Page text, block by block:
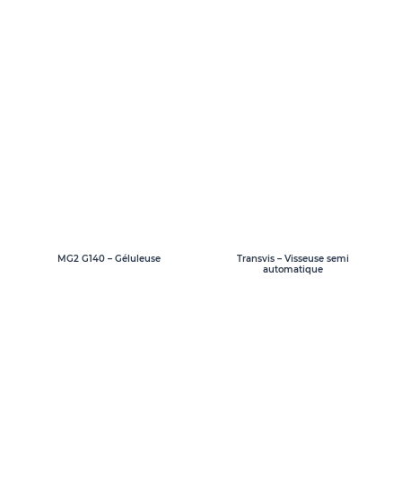
MG2 G140 – Géluleuse
Transvis – Visseuse semi
automatique